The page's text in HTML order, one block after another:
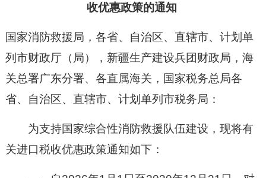
收优惠政策的通知
国家消防救援局，各省、自治区、直辖市、计划单
列市财政厅（局），新疆生产建设兵团财政局，海
关总署广东分署、各直属海关，国家税务总局各
省、自治区、直辖市、计划单列市税务局：
为支持国家综合性消防救援队伍建设，现将有
关进口税收优惠政策通知如下：